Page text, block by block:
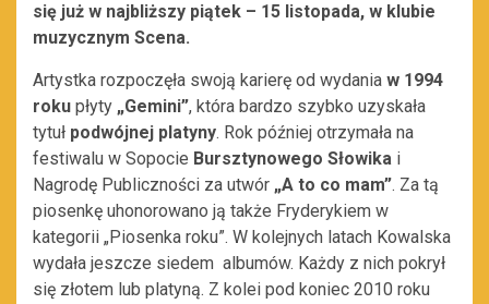
się już w najbliższy piątek – 15 listopada, w klubie
muzycznym Scena.
Artystka rozpoczęła swoją karierę od wydania w 1994
roku płyty „Gemini”, która bardzo szybko uzyskała
tytuł podwójnej platyny. Rok później otrzymała na
festiwalu w Sopocie Bursztynowego Słowika i
Nagrodę Publiczności za utwór „A to co mam”. Za tą
piosenkę uhonorowano ją także Fryderykiem w
kategorii „Piosenka roku”. W kolejnych latach Kowalska
wydała jeszcze siedem albumów. Każdy z nich pokrył
się złotem lub platyną. Z kolei pod koniec 2010 roku